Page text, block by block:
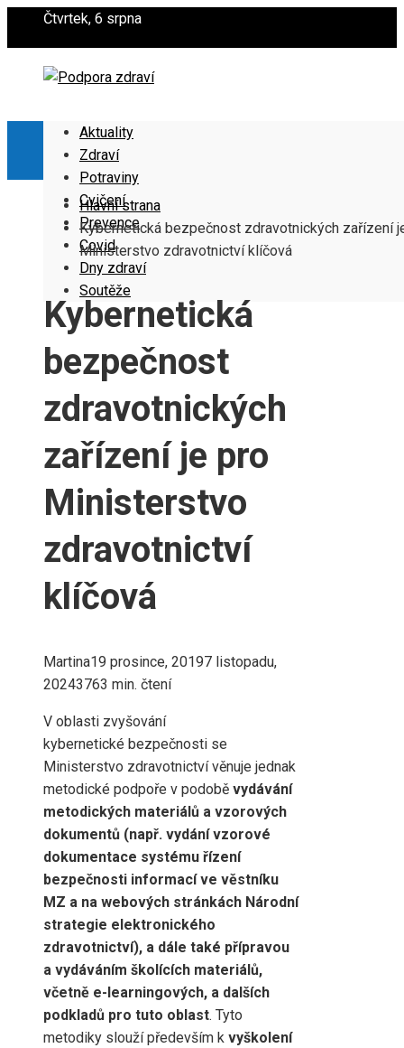
Čtvrtek, 6 srpna
Aktuality
Zdraví
Potraviny
Cvičení
Prevence
Covid
Dny zdraví
Soutěže
Hlavní strana
Kybernetická bezpečnost zdravotnických zařízení
Ministerstvo zdravotnictví klíčová
Kybernetická
bezpečnost
zdravotnických
zařízení je pro
Ministerstvo
zdravotnictví
klíčová
Martina19 prosince, 20197 listopadu,
20243763 min. čtení
V oblasti zvyšování
kybernetické bezpečnosti se
Ministerstvo zdravotnictví věnuje jednak
metodické podpoře v podobě vydávání
metodických materiálů a vzorových
dokumentů (např. vydání vzorové
dokumentace systému řízení
bezpečnosti informací ve věstníku
MZ a na webových stránkách Národní
strategie elektronického
zdravotnictví), a dále také přípravou
a vydáváním školících materiálů,
včetně e-learningových, a dalších
podkladů pro tuto oblast. Tyto
metodiky slouží především k vyškolení